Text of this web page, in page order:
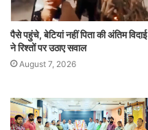
पैसे पहुंचे, बेटियां नहीं पिता की अंतिम विदाई
ने रिश्तों पर उठाए सवाल
August 7, 2026